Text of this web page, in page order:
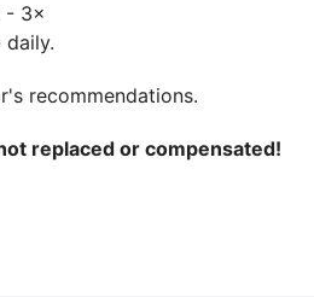
- 3×
daily.
recommendations.
replaced or compensated!